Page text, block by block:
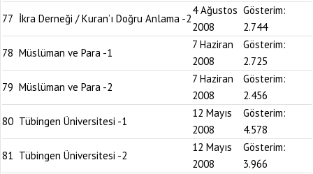
77 İkra Derneği / Kuran’ı Doğru Anlama -2
4 Ağustos
2008
Gösterim:
2.744
78 Müslüman ve Para -1
7 Haziran
2008
Gösterim:
2.725
79 Müslüman ve Para -2
7 Haziran
2008
Gösterim:
2.456
80 Tübingen Üniversitesi -1
12 Mayıs
2008
Gösterim:
4.578
81 Tübingen Üniversitesi -2
12 Mayıs
2008
Gösterim:
3.966